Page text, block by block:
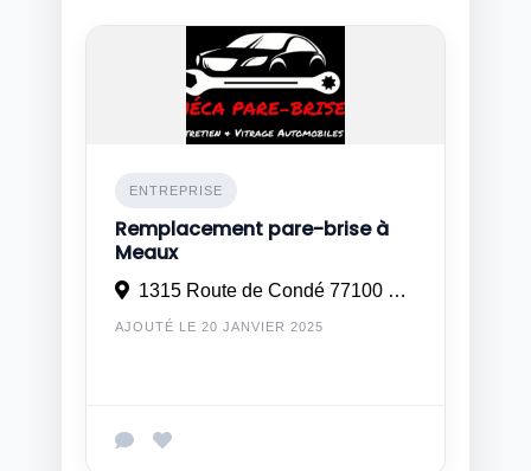
ENTREPRISE
Remplacement pare-brise à
Meaux
1315 Route de Condé 77100 Mareuil les Meaux
AJOUTÉ LE 20 JANVIER 2025